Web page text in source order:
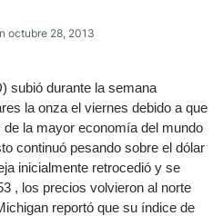
octubre 28, 2013
subió durante la semana
la onza el viernes debido a que
la mayor economía del mundo
continuó pesando sobre el dólar
inicialmente retrocedió y se
, los precios volvieron al norte
reportó que su índice de